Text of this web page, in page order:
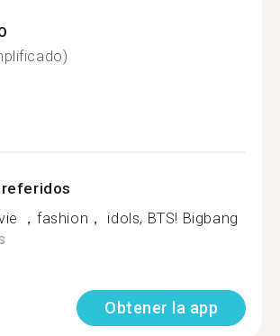
，fashion， idols, BTS! Bigbang
Obtener la app